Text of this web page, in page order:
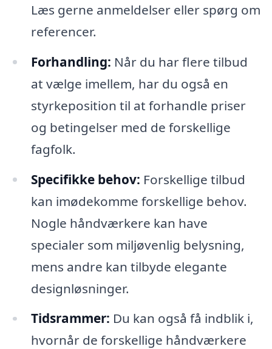
Læs gerne anmeldelser eller spørg om
referencer.
Forhandling: Når du har flere tilbud
at vælge imellem, har du også en
styrkeposition til at forhandle priser
og betingelser med de forskellige
fagfolk.
Specifikke behov: Forskellige tilbud
kan imødekomme forskellige behov.
Nogle håndværkere kan have
specialer som miljøvenlig belysning,
mens andre kan tilbyde elegante
designløsninger.
Tidsrammer: Du kan også få indblik i,
hvornår de forskellige håndværkere